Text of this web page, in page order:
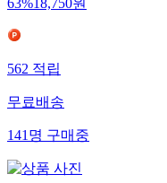
63%18,750원
562적립
무료배송
141명구매중